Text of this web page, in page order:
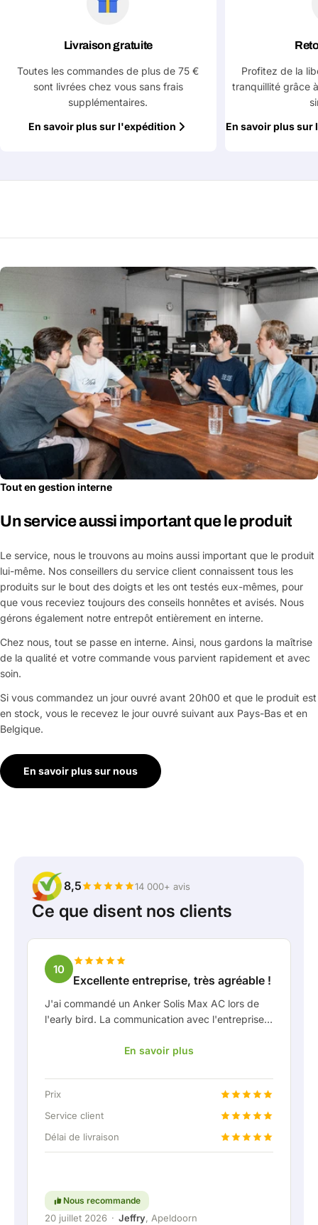
Livraison gratuite
Toutes les commandes de plus de 75 €
sont livrées chez vous sans frais
supplémentaires.
En savoir plus sur l'expédition
Profitez de la
tranquillité grâce
En savoir plus sur
Tout en gestion interne
Un service aussi important que le produit
Le service, nous le trouvons au moins aussi important que le produit
lui-même. Nos conseillers du service client connaissent tous les
produits sur le bout des doigts et les ont testés eux-mêmes, pour
que vous receviez toujours des conseils honnêtes et avisés. Nous
gérons également notre entrepôt entièrement en interne.
Chez nous, tout se passe en interne. Ainsi, nous gardons la maîtrise
de la qualité et votre commande vous parvient rapidement et avec
soin.
Si vous commandez un jour ouvré avant 20h00 et que le produit est
en stock, vous le recevez le jour ouvré suivant aux Pays-Bas et en
Belgique.
En savoir plus sur nous
8,5 14 000+ avis
Ce que disent nos clients
10
Excellente entreprise, très agréable !
J'ai commandé un Anker Solis Max AC lors de
l'early bird. La communication avec l'entreprise,
en tant que client. Rico m'a tenu bien informé de
partagée. Après avoir convenu de la livraison, on
m'a même proposé gratuitement une connexion
fixe pour pouvoir raccorder la batterie
super, évidemment. En bref : une entreprise très
En savoir plus
Prix
Service client
Délai de livraison
Nous recommande
20 juillet 2026 · Jeffry, Apeldoorn